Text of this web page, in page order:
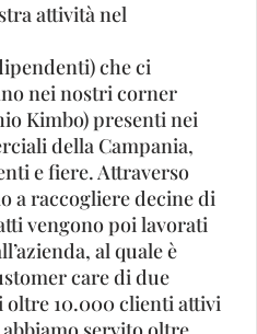
attività nel
che ci
nei nostri corner
Kimbo) presenti nei
della Campania,
e fiere. Attraverso
a raccogliere decine di
vengono poi lavorati
al quale è
care di due
oltre 10.000 clienti attivi